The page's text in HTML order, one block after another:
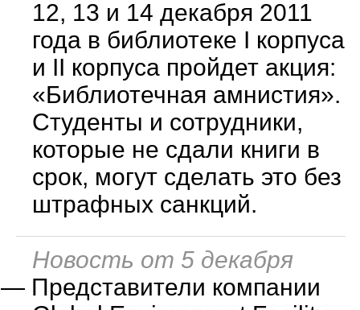
12, 13 и 14 декабря 2011
года в библиотеке I корпуса
и II корпуса пройдет акция:
«Библиотечная амнистия».
Студенты и сотрудники,
которые не сдали книги в
срок, могут сделать это без
штрафных санкций.
Новость от 5 декабря
— Представители компании